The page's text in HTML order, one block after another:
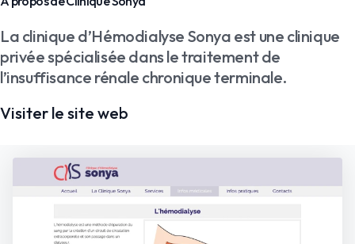
La clinique d’Hémodialyse Sonya est une clinique
privée spécialisée dans le traitement de
l’insuffisance rénale chronique terminale.
Visiter le site web